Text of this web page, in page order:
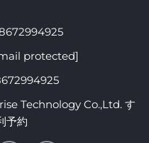
protected]
Technology Co.,Ltd. す
予約